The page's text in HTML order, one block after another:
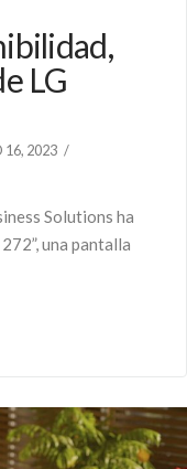
LG
16, 2023
Solutions ha
una pantalla